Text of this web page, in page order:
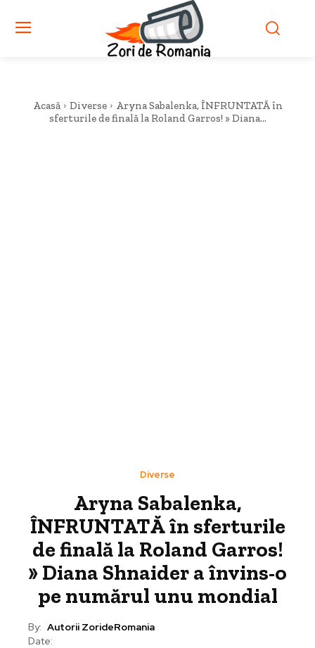
Acasă Diverse
Aryna Sabalenka, ÎNFRUNTATĂ în
sferturile de finală la Roland Garros! » Diana...
Diverse
Aryna Sabalenka,
ÎNFRUNTATĂ în sferturile
de finală la Roland Garros!
» Diana Shnaider a învins-o
pe numărul unu mondial
By: Autorii ZorideRomania
Date: